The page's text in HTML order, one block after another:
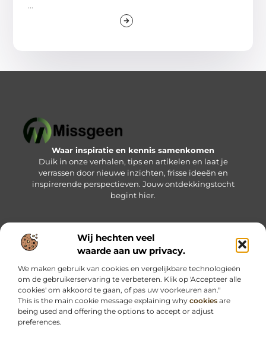
Wij hechten veel
waarde aan uw privacy.
We maken gebruik van cookies en vergelijkbare technologieën
om de gebruikerservaring te verbeteren. Klik op 'Accepteer alle
cookies' om akkoord te gaan, of pas uw voorkeuren aan."
This is the main cookie message explaining why cookies are
being used and offering the options to accept or adjust
preferences.
...
Waar inspiratie en kennis samenkomen
Duik in onze verhalen, tips en artikelen en laat je
verrassen door nieuwe inzichten, frisse ideeën en
inspirerende perspectieven. Jouw ontdekkingstocht
begint hier.
Bericht categorie
Onze informatie